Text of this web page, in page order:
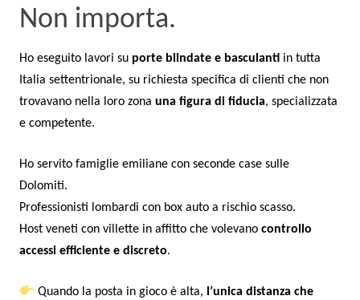
Non importa.
Ho eseguito lavori su porte blindate e basculanti in tutta
Italia settentrionale, su richiesta specifica di clienti che non
trovavano nella loro zonauna figura di fiducia, specializzata
e competente.
Ho servito famiglie emiliane con seconde case sulle
Dolomiti.
Professionisti lombardi con box auto a rischio scasso.
Host veneti con villette in affitto che volevanocontrollo
accessi efficiente e discreto.
Quando la posta in gioco è alta, l’unica distanza che